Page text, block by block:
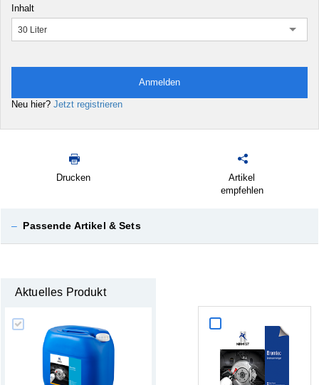
Inhalt
30 Liter
Anmelden
Neu hier? Jetzt registrieren
Drucken
Artikel
empfehlen
– Passende Artikel & Sets
Aktuelles Produkt